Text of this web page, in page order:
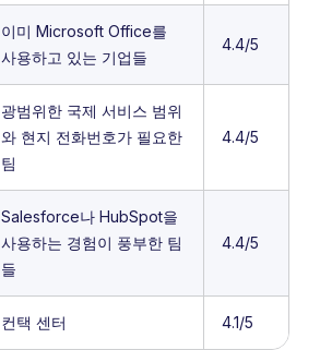
이미 Microsoft Office를
사용하고 있는 기업들
4.4/5
광범위한 국제 서비스 범위
와 현지 전화번호가 필요한
팀
4.4/5
Salesforce나 HubSpot을
사용하는 경험이 풍부한 팀
들
4.4/5
컨택 센터 4.1/5